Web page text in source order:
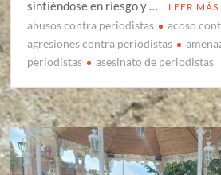
sintiéndose en riesgo y …
LEER MÁS
abusos contra periodistas
acoso
agresiones contra periodistas
periodistas
asesinato de periodistas